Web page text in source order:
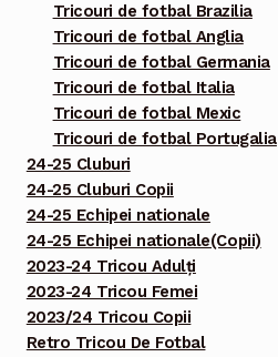
Tricouri de fotbal Brazilia
Tricouri de fotbal Anglia
Tricouri de fotbal Germania
Tricouri de fotbal Italia
Tricouri de fotbal Mexic
Tricouri de fotbal Portugalia
24-25 Cluburi
24-25 Cluburi Copii
24-25 Echipei nationale
24-25 Echipei nationale(Copii)
2023-24 Tricou Adulți
2023-24 Tricou Femei
2023/24 Tricou Copii
Retro Tricou De Fotbal